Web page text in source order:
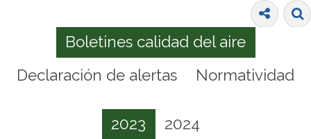
Boletines calidad del aire
Declaración de alertas
Normatividad
2023 2024